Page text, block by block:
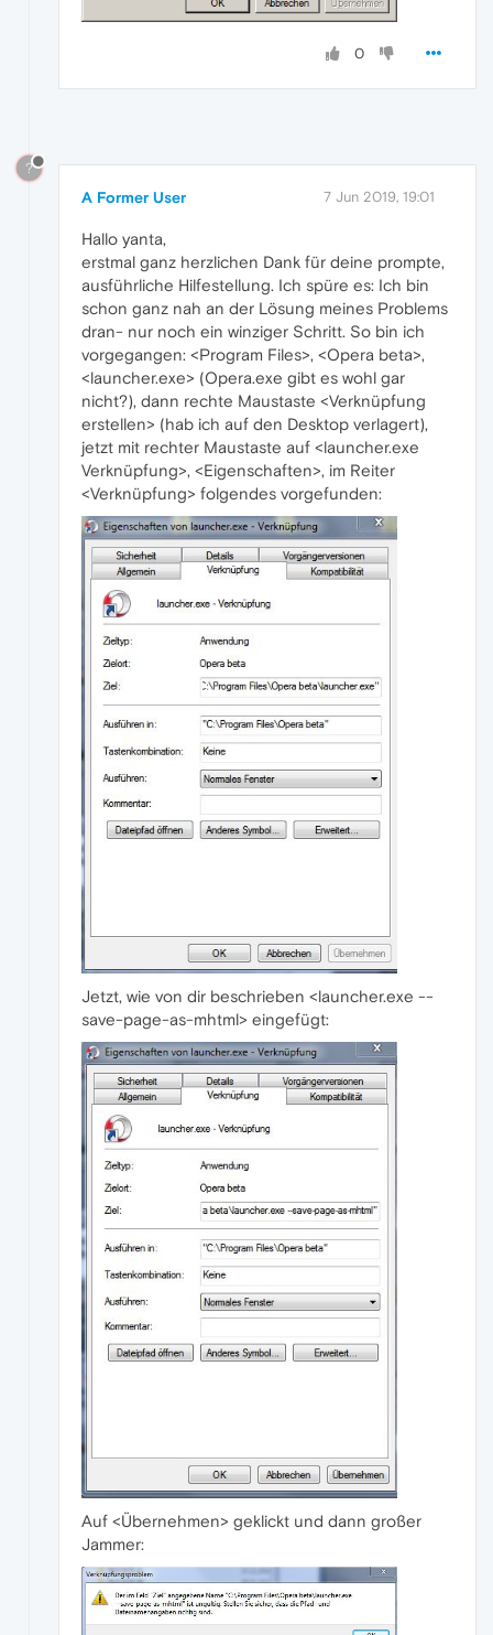
0
?
A Former User 7 Jun 2019, 19:01
Hallo yanta,
erstmal ganz herzlichen Dank für deine prompte,
ausführliche Hilfestellung. Ich spüre es: Ich bin
schon ganz nah an der Lösung meines Problems
dran- nur noch ein winziger Schritt. So bin ich
vorgegangen: <Program Files>, <Opera beta>,
<launcher.exe> (Opera.exe gibt es wohl gar
nicht?), dann rechte Maustaste <Verknüpfung
erstellen> (hab ich auf den Desktop verlagert),
jetzt mit rechter Maustaste auf <launcher.exe
Verknüpfung>, <Eigenschaften>, im Reiter
<Verknüpfung> folgendes vorgefunden:
Jetzt, wie von dir beschrieben <launcher.exe --
save-page-as-mhtml> eingefügt:
Auf <Übernehmen> geklickt und dann großer
Jammer: